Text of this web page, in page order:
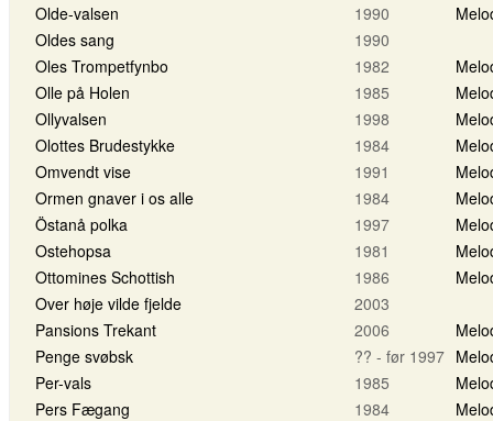
Olde-valsen
1990
Oldes sang
1990
Oles Trompetfynbo
1982
Olle på Holen
1985
Ollyvalsen
1998
Olottes Brudestykke
1984
Omvendt vise
1991
Ormen gnaver i os alle
1984
Östanå polka
1997
Ostehopsa
1981
Ottomines Schottish
1986
Over høje vilde fjelde
2003
Pansions Trekant
2006
Penge svøbsk
?? - før 1997
Per-vals
1985
Pers Fægang
1984